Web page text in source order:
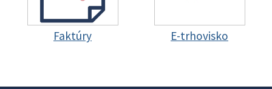
Faktúry E-trhovisko